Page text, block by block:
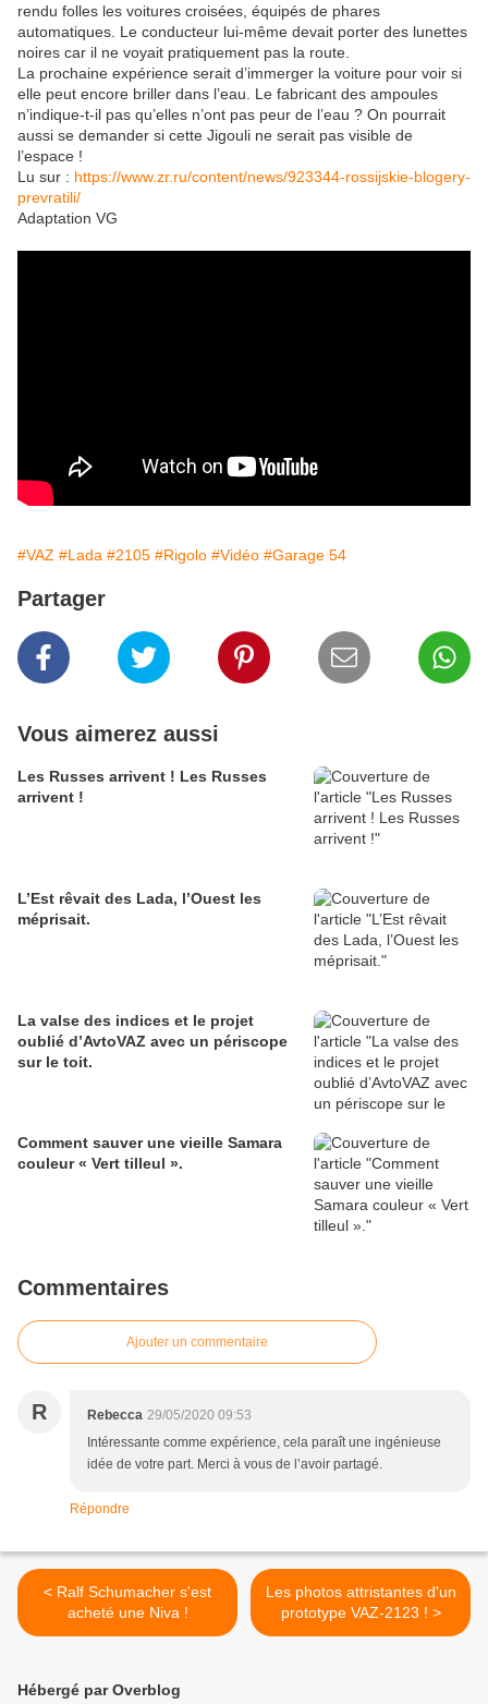
rendu folles les voitures croisées, équipés de phares
automatiques. Le conducteur lui-même devait porter des lunettes
noires car il ne voyait pratiquement pas la route.
La prochaine expérience serait d’immerger la voiture pour voir si
elle peut encore briller dans l’eau. Le fabricant des ampoules
n’indique-t-il pas qu’elles n’ont pas peur de l’eau ? On pourrait
aussi se demander si cette Jigouli ne serait pas visible de
l’espace !
Lu sur : https://www.zr.ru/content/news/923344-rossijskie-blogery-
prevratili/
Adaptation VG
#VAZ #Lada #2105 #Rigolo #Vidéo #Garage 54
Partager
Vous aimerez aussi
Les Russes arrivent ! Les Russes
arrivent !
L’Est rêvait des Lada, l’Ouest les
méprisait.
La valse des indices et le projet
oublié d’AvtoVAZ avec un périscope
sur le toit.
Comment sauver une vieille Samara
couleur « Vert tilleul ».
Commentaires
Ajouter un commentaire
R Rebecca 29/05/2020 09:53
Intéressante comme expérience, cela paraît une ingénieuse
idée de votre part. Merci à vous de l’avoir partagé.
Répondre
< Ralf Schumacher s'est
acheté une Niva !
Les photos attristantes d'un
prototype VAZ-2123 ! >
Hébergé par Overblog